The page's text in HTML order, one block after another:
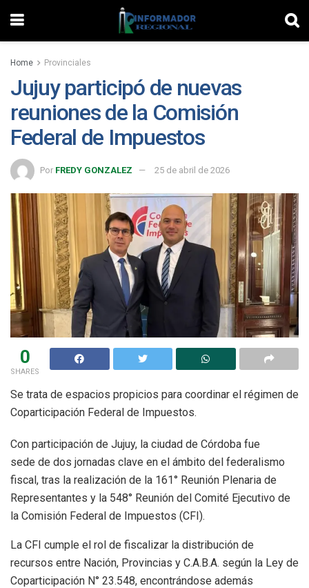
Home Provinciales
Jujuy participó de nuevas
reuniones de la Comisión
Federal de Impuestos
Por FREDY GONZALEZ 25 de abril de 2026
0
SHARES
Se trata de espacios propicios para coordinar el régimen de
Coparticipación Federal de Impuestos.
Con participación de Jujuy, la ciudad de Córdoba fue
sede de dos jornadas clave en el ámbito del federalismo
fiscal, tras la realización de la 161° Reunión Plenaria de
Representantes y la 548° Reunión del Comité Ejecutivo de
la Comisión Federal de Impuestos (CFI).
La CFI cumple el rol de fiscalizar la distribución de
recursos entre Nación, Provincias y C.A.B.A. según la Ley de
Coparticipación N° 23.548, encontrándose además